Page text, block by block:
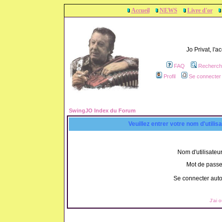
Accueil NEWS Livre d'or
Jo Privat,
FAQ
Profil
Se
SwingJO Index du Forum
Veuillez entrer votre nom
Nom
Mot de
Se connecter
J'ai